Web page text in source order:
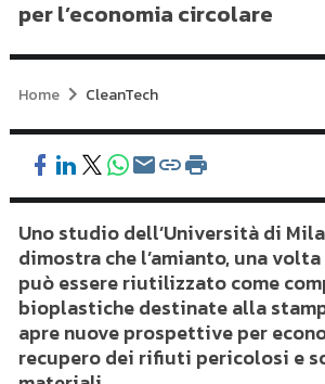
per l’economia circolare
Home CleanTech
Uno studio dell’Università di
dimostra che l’amianto, una
può essere riutilizzato come
bioplastiche destinate alla
apre nuove prospettive per
recupero dei rifiuti pericolosi e